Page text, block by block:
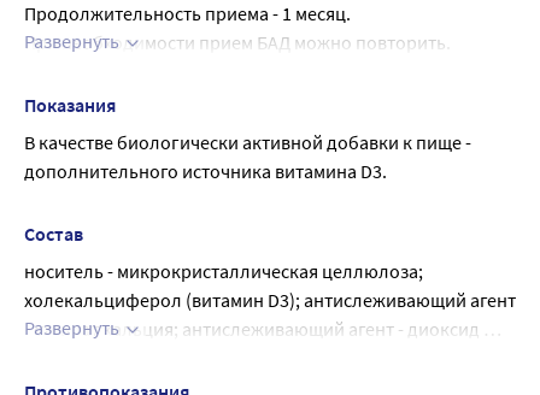
Продолжительность приема - 1 месяц.
При необходимости прием БАД можно повторить.
проконсультироваться с врачом.
Развернуть
Показания
В качестве биологически активной добавки к пище -
дополнительного источника витамина D3.
Состав
носитель - микрокристаллическая целлюлоза;
холекальциферол (витамин D3); антислеживающий агент
- стеарат кальция; антислеживающий агент - диоксид
Развернуть